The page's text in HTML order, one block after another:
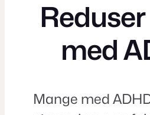
med
Mange med